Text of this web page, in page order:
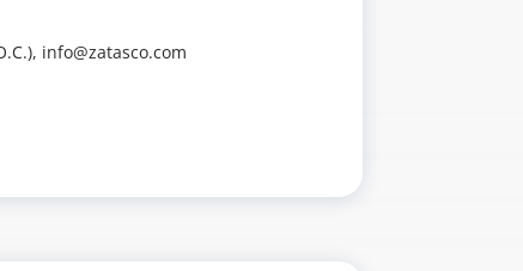
info@zatasco.com